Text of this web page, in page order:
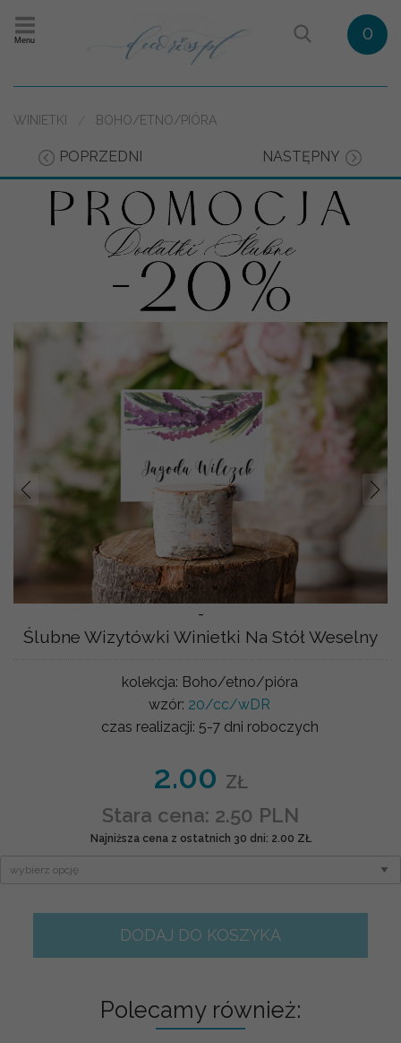
Menu 0
WINIETKI BOHO/ETNO/PIÓRA
POPRZEDNI NASTĘPNY
-
Prev
Ślubne Wizytówki Winietki Na Stół Weselny
kolekcja: Boho/etno/pióra
wzór: 20/cc/wDR
czas realizacji: 5-7 dni roboczych
2.00 ZŁ
Stara cena: 2.50 PLN
Najniższa cena z ostatnich 30 dni: 2.00 ZŁ
DODAJ DO KOSZYKA
Polecamy również: